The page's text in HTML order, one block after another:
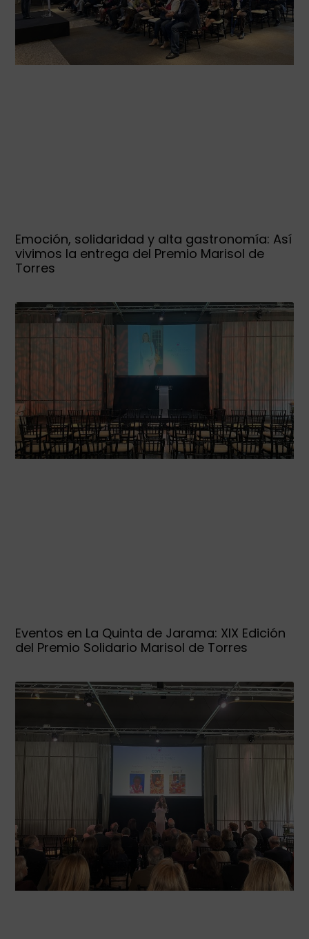
Emoción, solidaridad y alta gastronomía: Así
vivimos la entrega del Premio Marisol de
Torres
Eventos en La Quinta de Jarama: XIX Edición
del Premio Solidario Marisol de Torres